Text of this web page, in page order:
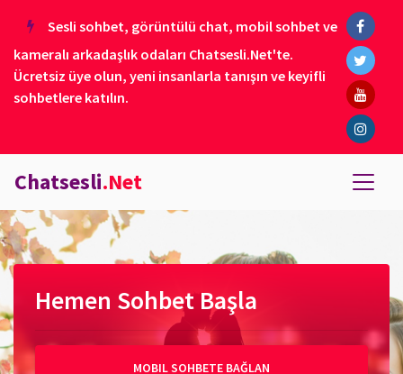
Sesli sohbet, görüntülü chat, mobil sohbet ve
kameralı arkadaşlık odaları Chatsesli.Net'te.
Ücretsiz üye olun, yeni insanlarla tanışın ve keyifli
sohbetlere katılın.
Chatsesli.Net
Hemen Sohbet Başla
MOBIL SOHBETE BAĞLAN